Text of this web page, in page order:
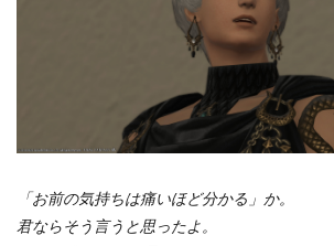
「お前の気持ちは痛いほど分かる」か。
君ならそう言うと思ったよ。